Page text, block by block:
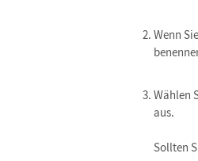
Wenn
Wählen
aus.
Sollten